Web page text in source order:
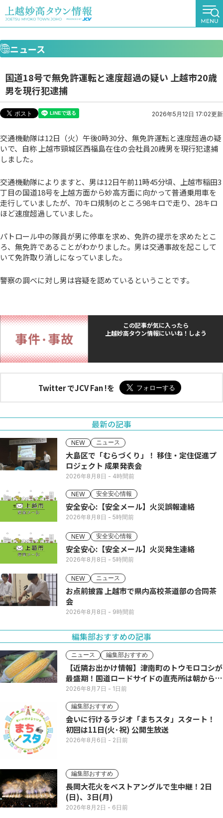
ニュース
国道18号で無免許運転と速度超過の疑い 上越市20歳
男を現行犯逮捕
2026年5月12日 17:02更新
交通機動隊は12日（火）午後0時30分、無免許運転と速度超過の疑
いで、自称 上越市頸城区西福島在住の会社員20歳男を現行犯逮捕
しました。
交通機動隊によりますと、男は12日午前11時45分頃、上越市稲田3
丁目の国道18号を上越方面から妙高方面に向かって普通乗用車を
走行していましたが、70キロ規制のところ98キロで走り、28キロ
ほど速度超過していました。
パトロール中の隊員が男に停車を求め、免許の提示を求めたとこ
ろ、無免許であることがわかりました。男は交通事故を起こして
いて免許取り消しになっていました。
警察の調べに対し男は容疑を認めているということです。
この記事が気に入ったら
上越妙高タウン情報にいいね！しよう
Twitter でJCV Fan !を
最新の記事
NEW ニュース
大島区で「むらづくり」！ 移住・定住促進プ
ロジェクト 成果発表会
2026年8月8日 - 4時間前
NEW 安全安心情報
安全安心:【安全メール】火災誤報連絡
2026年8月8日 - 5時間前
NEW 安全安心情報
安全安心:【安全メール】火災発生連絡
2026年8月8日 - 5時間前
NEW ニュース
お点前披露 上越市で県内高校茶道部の合同茶
会
2026年8月8日 - 9時間前
編集部おすすめの記事
ニュース 編集部おすすめ
【近隣お出かけ情報】津南町のトウモロコシが
最盛期！国道ロードサイドの直売所は朝から長
い列
2026年8月7日 - 1日前
編集部おすすめ
会いに行けるラジオ「まちスタ」スタート！
初回は11日(火･祝) 公開生放送
2026年8月6日 - 2日前
編集部おすすめ
長岡大花火をベストアングルで生中継！2日
(日)、3日(月)
2026年8月2日 - 6日前